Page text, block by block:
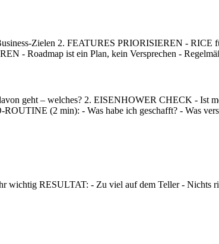
Zielen 2. FEATURES PRIORISIEREN - RICE
- Roadmap ist ein Plan, kein Versprechen -
geht – welches? 2. EISENHOWER CHECK - Ist
(2 min): - Was habe ich geschafft? - Was
wichtig RESULTAT: - Zu viel auf dem Teller - Nichts